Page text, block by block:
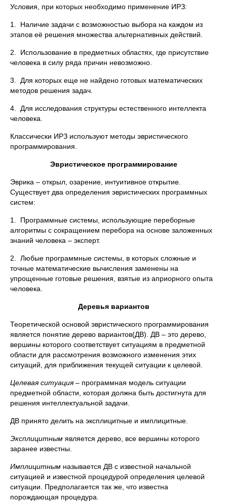
Условия, при которых необходимо применение ИРЗ:
1. Наличие задачи с возможностью выбора на каждом из
этапов её решения множества альтернативных действий.
2. Использование в предметных областях, где присутствие
человека в силу ряда причин невозможно.
3. Для которых еще не найдено готовых математических
методов решения задач.
4. Для исследования структуры естественного интеллекта
человека.
Классически ИРЗ используют методы эвристического
программирования.
Эвристическое программирование
Эврика – открыл, озарение, интуитивное открытие.
Существует два определения эвристических программных
систем:
1. Программные системы, использующие переборные
алгоритмы с сокращением перебора на основе заложенных
знаний человека – эксперт.
2. Любые программные системы, в которых сложные и
точные математические вычисления заменены на
упрощенные готовые решения, взятые из априорного опыта
человека.
Деревья вариантов
Теоретической основой эвристического программирования
является понятие дерево вариантов(ДВ). ДВ – это дерево,
вершины которого соответствует ситуациям в предметной
области для рассмотрения возможного изменения этих
ситуаций, для приближения текущей ситуации к целевой.
Целевая ситуация– программная модель ситуации
предметной области, которая должна быть достигнута для
решения интеллектуальной задачи.
ДВ принято делить на эксплицитные и имплицитные.
Эксплицитным является дерево, все вершины которого
заранее известны.
Имплицитным называется ДВ с известной начальной
ситуацией и известной процедурой определения целевой
ситуации. Предполагается так же, что известна
порождающая процедура.